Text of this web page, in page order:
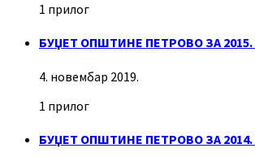
1 прилог
БУЏЕТ ОПШТИНЕ ПЕТРОВО ЗА
4. новембар 2019.
1 прилог
БУЏЕТ ОПШТИНЕ ПЕТРОВО ЗА